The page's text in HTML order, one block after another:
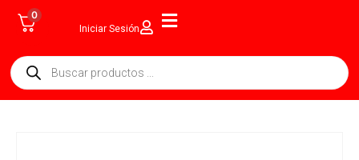
0
Iniciar Sesión